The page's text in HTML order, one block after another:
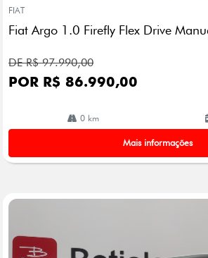
arti
lhe
FIAT
Fiat Argo 1.0 Firefly Flex Drive
DE R$ 97.990,00
POR R$ 86.990,00
0 km
Mais informações